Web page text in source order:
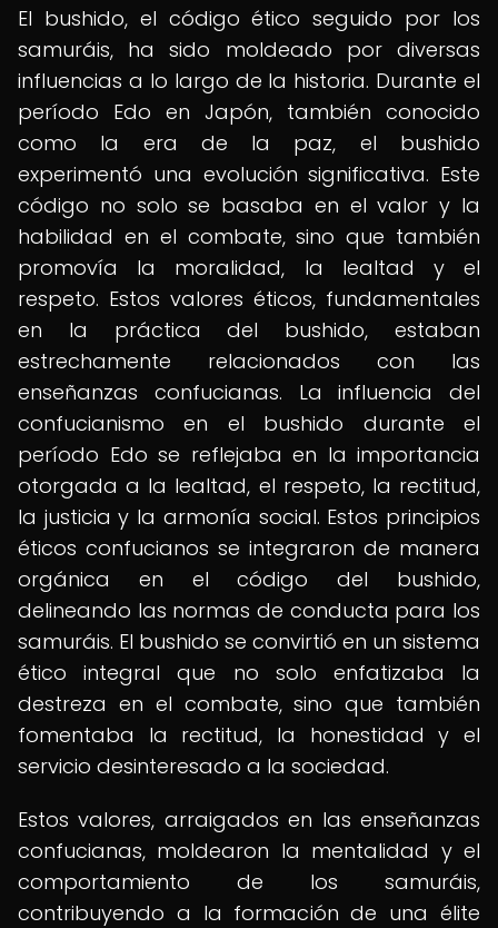
El bushido, el código ético seguido por los
samuráis, ha sido moldeado por diversas
influencias a lo largo de la historia. Durante el
período Edo en Japón, también conocido
como la era de la paz, el bushido
experimentó una evolución significativa. Este
código no solo se basaba en el valor y la
habilidad en el combate, sino que también
promovía la moralidad, la lealtad y el
respeto. Estos valores éticos, fundamentales
en la práctica del bushido, estaban
estrechamente relacionados con las
enseñanzas confucianas. La influencia del
confucianismo en el bushido durante el
período Edo se reflejaba en la importancia
otorgada a la lealtad, el respeto, la rectitud,
la justicia y la armonía social. Estos principios
éticos confucianos se integraron de manera
orgánica en el código del bushido,
delineando las normas de conducta para los
samuráis. El bushido se convirtió en un sistema
ético integral que no solo enfatizaba la
destreza en el combate, sino que también
fomentaba la rectitud, la honestidad y el
servicio desinteresado a la sociedad.
Estos valores, arraigados en las enseñanzas
confucianas, moldearon la mentalidad y el
comportamiento de los samuráis,
contribuyendo a la formación de una élite